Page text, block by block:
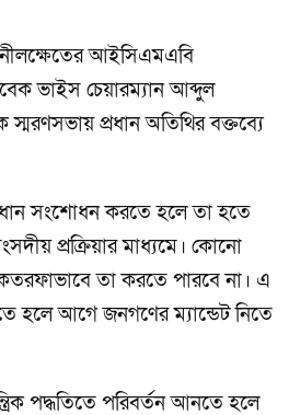
আইসিএমএবি
ভাইস চেয়ারম্যান আব্দুল
স্মরণসভায় প্রধান অতিথির বক্তব্যে
সংশোধন করতে হলে তা হতে
প্রক্রিয়ার মাধ্যমে। কোনো
তা করতে পারবে না। এ
হলে আগে জনগণের ম্যান্ডেট নিতে
পদ্ধতিতে পরিবর্তন আনতে হলে